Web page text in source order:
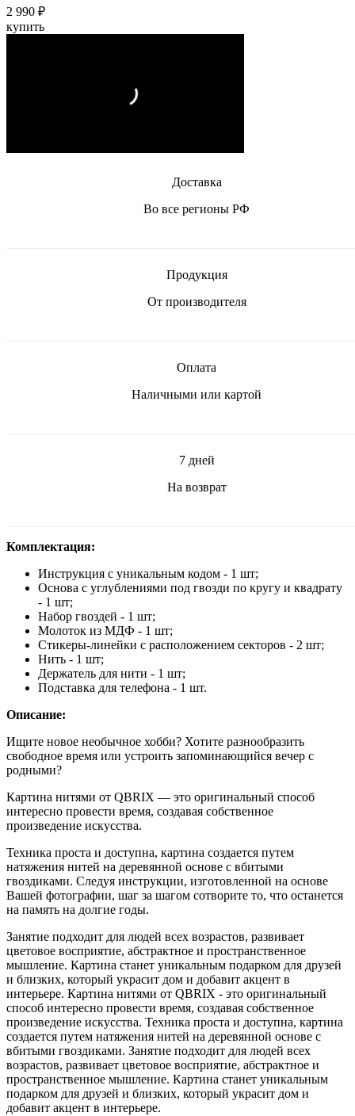
2 990 ₽
купить
Доставка
Во все регионы РФ
Продукция
От производителя
Оплата
Наличными или картой
7 дней
На возврат
Комплектация:
Инструкция с уникальным кодом - 1 шт;
Основа с углублениями под гвозди по кругу и квадрату
- 1 шт;
Набор гвоздей - 1 шт;
Молоток из МДФ - 1 шт;
Стикеры-линейки с расположением секторов - 2 шт;
Нить - 1 шт;
Держатель для нити - 1 шт;
Подставка для телефона - 1 шт.
Описание:
Ищите новое необычное хобби? Хотите разнообразить
свободное время или устроить запоминающийся вечер с
родными?
Картина нитями от QBRIX — это оригинальный способ
интересно провести время, создавая собственное
произведение искусства.
Техника проста и доступна, картина создается путем
натяжения нитей на деревянной основе с вбитыми
гвоздиками. Следуя инструкции, изготовленной на основе
Вашей фотографии, шаг за шагом сотворите то, что останется
на память на долгие годы.
Занятие подходит для людей всех возрастов, развивает
цветовое восприятие, абстрактное и пространственное
мышление. Картина станет уникальным подарком для друзей
и близких, который украсит дом и добавит акцент в
интерьере. Картина нитями от QBRIX - это оригинальный
способ интересно провести время, создавая собственное
произведение искусства. Техника проста и доступна, картина
создается путем натяжения нитей на деревянной основе с
вбитыми гвоздиками. Занятие подходит для людей всех
возрастов, развивает цветовое восприятие, абстрактное и
пространственное мышление. Картина станет уникальным
подарком для друзей и близких, который украсит дом и
добавит акцент в интерьере.